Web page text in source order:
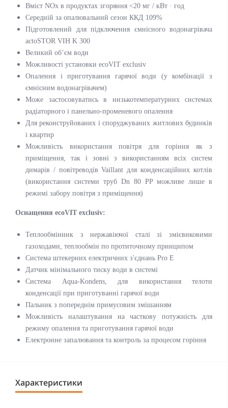
Вміст NOx в продуктах згоряння <20 мг / кВт · год
Середній за опалювальний сезон ККД 109%
Підготовлений для підключення ємнісного водонагрівача
actoSTOR VIH K 300
Великий об’єм води
Можливості установки ecoVIT exclusiv
Опалення і приготування гарячої води (у комбінації з
ємнісним водонагрівачем)
Може застосовуватись в низькотемпературних системах
радіаторного і панельно-променевого опалення
Для реконструйованих і споруджуваних житлових будинків
і квартир
Можливість використання повітря для горіння як з
приміщення, так і зовні з використанням всіх систем
димарів / повітреводів Vaillant для конденсаційних котлів
(використання системи труб Dn 80 PP можливе лише в
режимі забору повітря з приміщення)
Оснащення ecoVIT exclusiv:
Теплообмінник з нержавіючої сталі зі змієвиковими
газоходами, теплообмін по протиточному принципом
Система штекерних електричних з'єднань Pro E
Датчик мінімального тиску води в системі
Система Aqua-Kondens, для використання телоти
конденсації при приготуванні гарячої води
Пальник з попереднім примусовим змішанням
Можливість налаштування на часткову потужність для
режиму опалення та приготування гарячої води
Електронне запалювання та контроль за процесом горіння
Характеристики